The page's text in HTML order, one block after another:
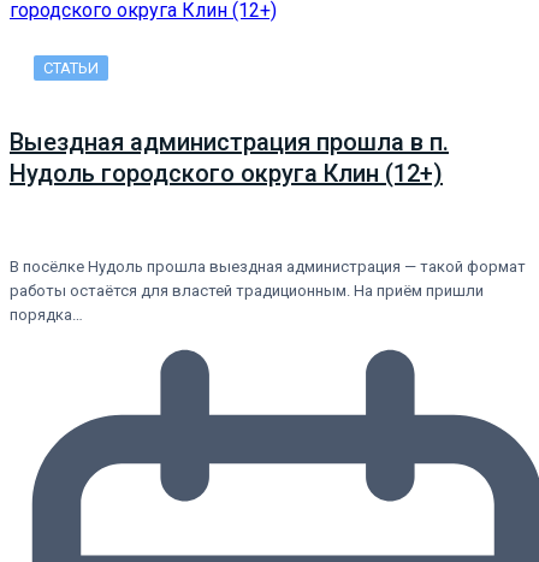
СТАТЬИ
Выездная администрация прошла в п.
Нудоль городского округа Клин (12+)
В посёлке Нудоль прошла выездная администрация — такой формат
работы остаётся для властей традиционным. На приём пришли
порядка…